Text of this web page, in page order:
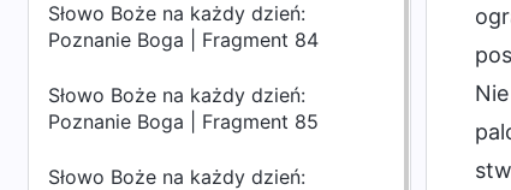
Słowo Boże na każdy dzień:
Poznanie Boga | Fragment 84
Słowo Boże na każdy dzień:
Poznanie Boga | Fragment 85
Słowo Boże na każdy dzień: